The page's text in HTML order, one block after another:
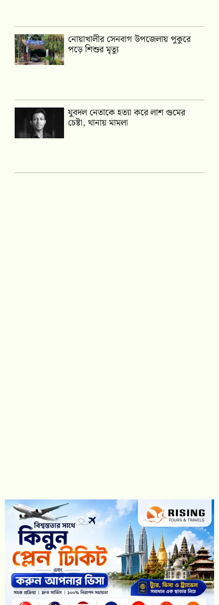
নোয়াখালীর সেনবাগ উপজেলায় পুকুরে
পড়ে শিশুর মৃত্যু
যুবদল নেতাকে হত্যা করে লাশ গুমের
চেষ্টা, থানায় মামলা